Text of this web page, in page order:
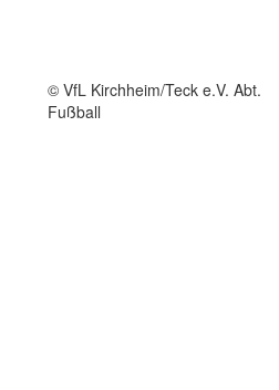
© VfL Kirchheim/Teck e.V. Abt.
Fußball